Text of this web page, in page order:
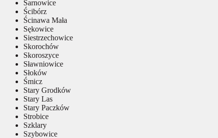
Sarnowice
Ścibórz
Ścinawa Mała
Sękowice
Siestrzechowice
Skorochów
Skoroszyce
Sławniowice
Słoków
Śmicz
Stary Grodków
Stary Las
Stary Paczków
Strobice
Szklary
Szybowice